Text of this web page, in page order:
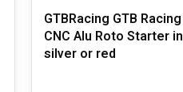
GTBRacing GTB Racing
CNC Alu Roto Starter in
silver or red